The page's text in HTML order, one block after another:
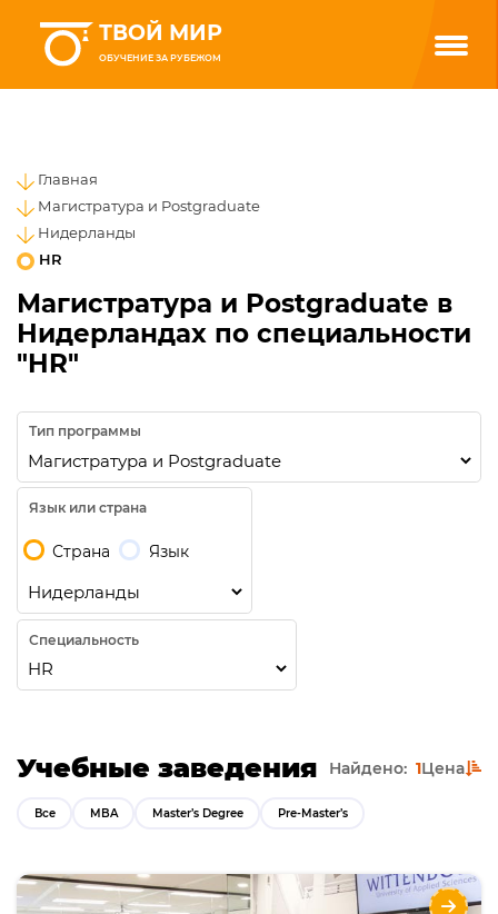
ТВОЙ МИР
ОБУЧЕНИЕ ЗА РУБЕЖОМ
Главная
Магистратура и Postgraduate
Нидерланды
HR
Магистратура и Postgraduate в
Нидерландах по специальности
"HR"
Тип программы
Язык или страна
Страна Язык
Специальность
Учебные заведения Найдено: 1Цена
Все MBA Master’s Degree Pre-Master’s
Wittenborg University OF APPLIED SCIENCES